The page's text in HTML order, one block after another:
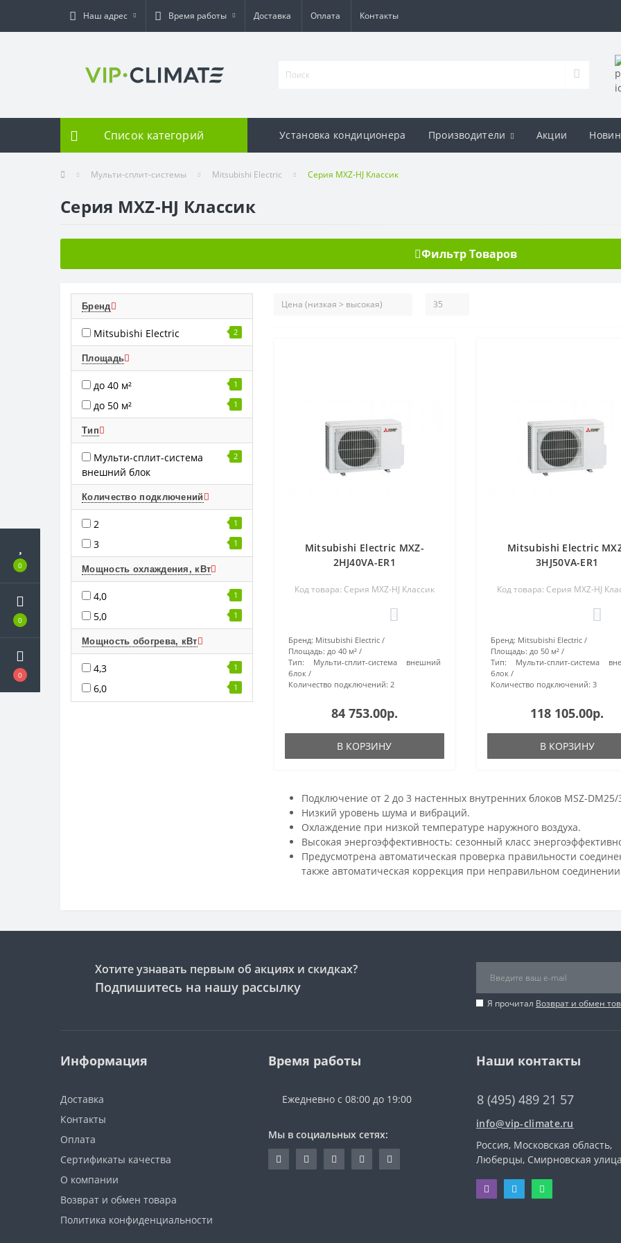
0
0
0
Наш адрес Время работы Доставка Оплата Контакты
Список категорий Установка кондиционера Производители Акции
Мульти-сплит-системы Mitsubishi Electric Серия MXZ-HJ Классик
Серия MXZ-HJ Классик
Фильтр Товаров
Бренд
Mitsubishi Electric 2
Площадь
до 40 м² 1
до 50 м² 1
Тип
Мульти-сплит-система
внешний блок
2
Количество подключений
2 1
3 1
Мощность охлаждения, кВт
4,0 1
5,0 1
Мощность обогрева, кВт
4,3 1
6,0 1
Mitsubishi Electric MXZ-
2HJ40VA-ER1
Код товара: Серия MXZ-HJ Классик
Бренд: Mitsubishi Electric
Площадь: до 40 м²
Тип:
Мульти-сплит-система внешний
блок
Количество подключений: 2
84 753.00р.
В КОРЗИНУ
Mitsubishi Electric
3HJ50VA-ER1
Код товара: Серия MXZ-HJ
Бренд: Mitsubishi Electric
Площадь: до 50 м²
Тип:
Мульти-сплит-система
блок
Количество подключений: 3
118 105.00р.
В КОРЗИНУ
Подключение от 2 до 3 настенных внутренних блоков MSZ-DM25/
Низкий уровень шума и вибраций.
Охлаждение при низкой температуре наружного воздуха.
Высокая энергоэффективность: сезонный класс
Предусмотрена aвтоматическая проверка правильности
также автоматическая коррекция при неправильном
Хотите узнавать первым об акциях и скидках?
Подпишитесь на нашу рассылку
Я прочитал Возврат и обмен
Информация
Доставка
Контакты
Оплата
Сертификаты качества
О компании
Возврат и обмен товара
Политика конфиденциальности
Время работы
Ежедневно с 08:00 до 19:00
Мы в социальных сетях:
Наши контакты
8 (495) 489 21 57
info@vip-climate.ru
Россия, Московская область,
Люберцы, Смирновская